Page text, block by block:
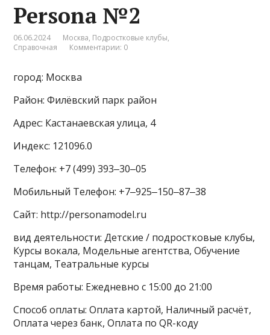
Persona №2
06.06.2024 Москва, Подростковые клубы,
Справочная
Комментарии: 0
город: Москва
Район: Филёвский парк район
Адрес: Кастанаевская улица, 4
Индекс: 121096.0
Телефон: +7 (499) 393‒30‒05
Мобильный Телефон: +7‒925‒150‒87‒38
Сайт: http://personamodel.ru
вид деятельности: Детские / подростковые клубы,
Курсы вокала, Модельные агентства, Обучение
танцам, Театральные курсы
Время работы: Ежедневно с 15:00 до 21:00
Способ оплаты: Оплата картой, Наличный расчёт,
Оплата через банк, Оплата по QR-коду